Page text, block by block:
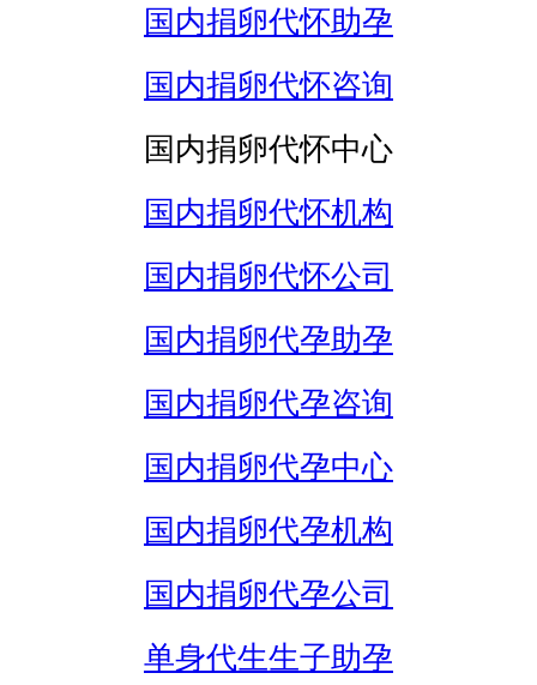
国内捐卵代怀助孕
国内捐卵代怀咨询
国内捐卵代怀中心
国内捐卵代怀机构
国内捐卵代怀公司
国内捐卵代孕助孕
国内捐卵代孕咨询
国内捐卵代孕中心
国内捐卵代孕机构
国内捐卵代孕公司
单身代生生子助孕